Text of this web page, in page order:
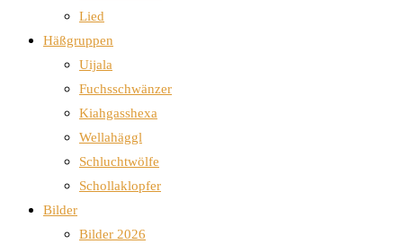
Lied
Häßgruppen
Uijala
Fuchsschwänzer
Kiahgasshexa
Wellahäggl
Schluchtwölfe
Schollaklopfer
Bilder
Bilder 2026